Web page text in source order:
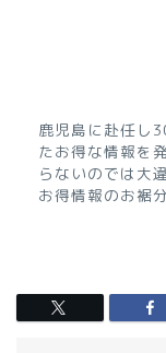
鹿児島に赴任し
たお得な情報を
らないのでは大
お得情報のお裾